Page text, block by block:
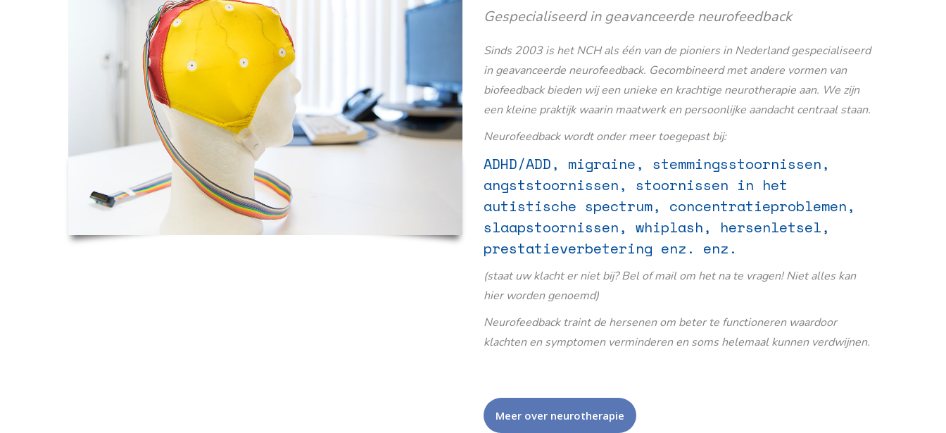
Gespecialiseerd in geavanceerde neurofeedback
Sinds 2003 is het NCH als één van de pioniers in Nederland gespecialiseerd
in geavanceerde neurofeedback. Gecombineerd met andere vormen van
biofeedback bieden wij een unieke en krachtige neurotherapie aan. We zijn
een kleine praktijk waarin maatwerk en persoonlijke aandacht centraal staan.
Neurofeedback wordt onder meer toegepast bij:
ADHD/ADD, migraine, stemmingsstoornissen,
angststoornissen, stoornissen in het
autistische spectrum, concentratieproblemen,
slaapstoornissen, whiplash, hersenletsel,
prestatieverbetering enz. enz.
(staat uw klacht er niet bij? Bel of mail om het na te vragen! Niet alles kan
hier worden genoemd)
Neurofeedback traint de hersenen om beter te functioneren waardoor
klachten en symptomen verminderen en soms helemaal kunnen verdwijnen.
Meer over neurotherapie